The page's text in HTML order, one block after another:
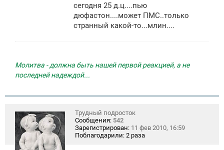
сегодня 25 д.ц....пью
дюфастон....может ПМС..только
странный какой-то...млин....
Молитва - должна быть нашей первой реакцией, а не
последней надеждой...
Трудный подросток
Сообщения: 542
Зарегистрирован: 11 фев 2010, 16:59
Поблагодарили: 2 раза